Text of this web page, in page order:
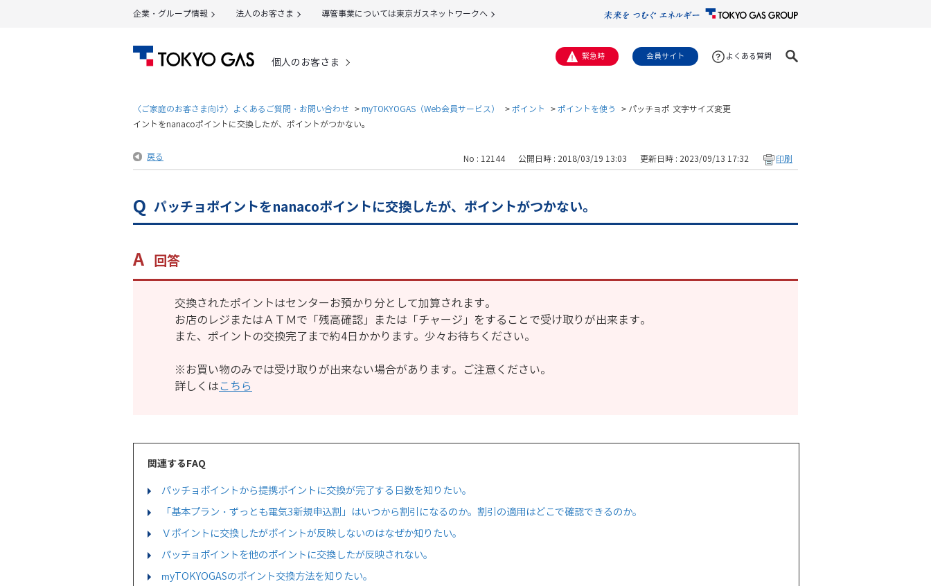
企業・グループ情報 法人のお客さま 導管事業については東京ガスネットワークへ
個人のお客さま 緊急時 会員サイト よくある質問
文字サイズ変更
〈ご家庭のお客さま向け〉よくあるご質問・お問い合わせ >myTOKYOGAS（Web会員サービス） >ポイント >ポイントを使う > パッチョポ
イントをnanacoポイントに交換したが、ポイントがつかない。
戻る No : 12144 公開日時 : 2018/03/19 13:03 更新日時 : 2023/09/13 17:32 印刷
パッチョポイントをnanacoポイントに交換したが、ポイントがつかない。
回答
交換されたポイントはセンターお預かり分として加算されます。
お店のレジまたはＡＴＭで「残高確認」または「チャージ」をすることで受け取りが出来ます。
また、ポイントの交換完了まで約4日かかります。少々お待ちください。
※お買い物のみでは受け取りが出来ない場合があります。ご注意ください。
詳しくはこちら
関連するFAQ
パッチョポイントから提携ポイントに交換が完了する日数を知りたい。
「基本プラン・ずっとも電気3新規申込割」はいつから割引になるのか。割引の適用はどこで確認できるのか。
Ｖポイントに交換したがポイントが反映しないのはなぜか知りたい。
パッチョポイントを他のポイントに交換したが反映されない。
myTOKYOGASのポイント交換方法を知りたい。